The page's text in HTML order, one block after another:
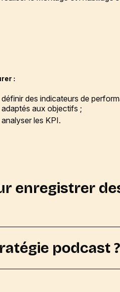
:
définir des indicateurs de
adaptés aux objectifs ;
analyser les KPI.
enregistrer
podcast ?